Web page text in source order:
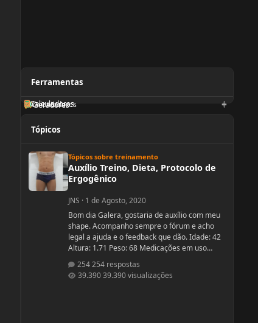
Ferramentas
Geradores
Orientadores
Calculadoras
Tópicos
Tópicos sobre treinamento
Auxílio Treino, Dieta, Protocolo de
Ergogênico
JNS · 1 de Agosto, 2020
Bom dia Galera, gostaria de auxílio com meu
shape. Acompanho sempre o fórum e acho
legal a ajuda e o feedback que dão. Idade: 42
Altura: 1.71 Peso: 68 Medicações em uso
hipertensivo, etc...): nenhuma Problemas de
Saúde e história de cirurgias: nenhuma
254 respostas
39.390 visualizações